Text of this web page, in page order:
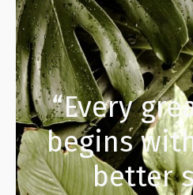
“Every
begins
better